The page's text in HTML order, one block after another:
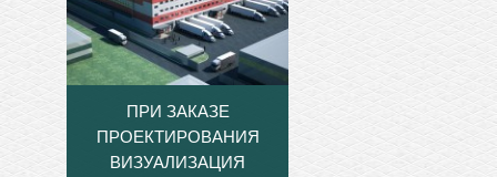
ПРИ ЗАКАЗЕ
ПРОЕКТИРОВАНИЯ
ВИЗУАЛИЗАЦИЯ